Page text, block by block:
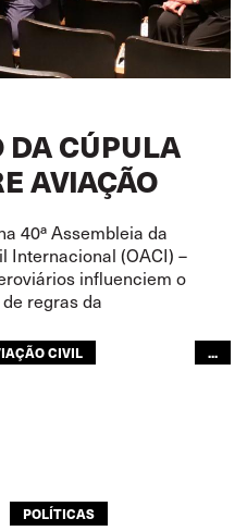
DA CÚPULA
AVIAÇÃO
40ª Assembleia da
Internacional (OACI) –
influenciem o
regras da
CIVIL
...
POLÍTICAS